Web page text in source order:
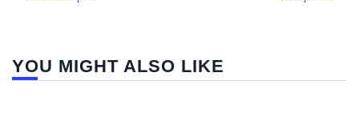
YOU MIGHT ALSO LIKE